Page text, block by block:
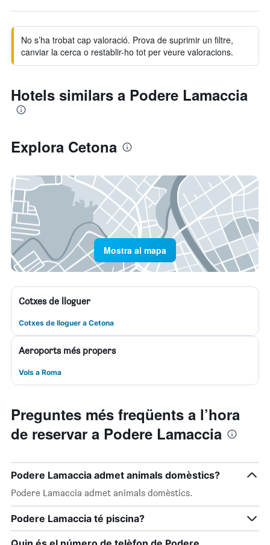
No s’ha trobat cap valoració. Prova de suprimir un filtre,
canviar la cerca o restablir-ho tot per veure valoracions.
Hotels similars a Podere Lamaccia
Explora Cetona
Mostra al mapa
Cotxes de lloguer
Cotxes de lloguer a Cetona
Aeroports més propers
Vols a Roma
Preguntes més freqüents a l’hora
de reservar a Podere Lamaccia
Podere Lamaccia admet animals domèstics?
Podere Lamaccia admet animals domèstics.
Podere Lamaccia té piscina?